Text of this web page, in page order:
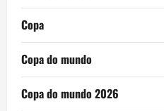
Copa
Copa do mundo
Copa do mundo 2026